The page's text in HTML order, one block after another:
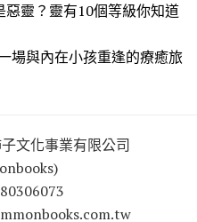
靈？靈有10個等級你知道
場與內在小孩重逢的療癒旅
文化事業有限公司